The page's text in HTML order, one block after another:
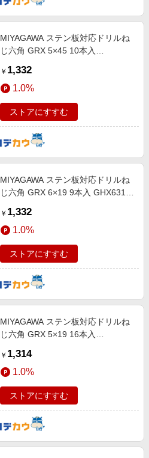
MIYAGAWA ステン板対応ドリルね
じ六角 GRX 5×45 10本入
￥ 1,332
1.0%
ストアにすすむ
MIYAGAWA ステン板対応ドリルね
じ六角 GRX 6×19 9本入 GHX6319-
￥ 1,332
1.0%
ストアにすすむ
MIYAGAWA ステン板対応ドリルね
じ六角 GRX 5×19 16本入
￥ 1,314
1.0%
ストアにすすむ